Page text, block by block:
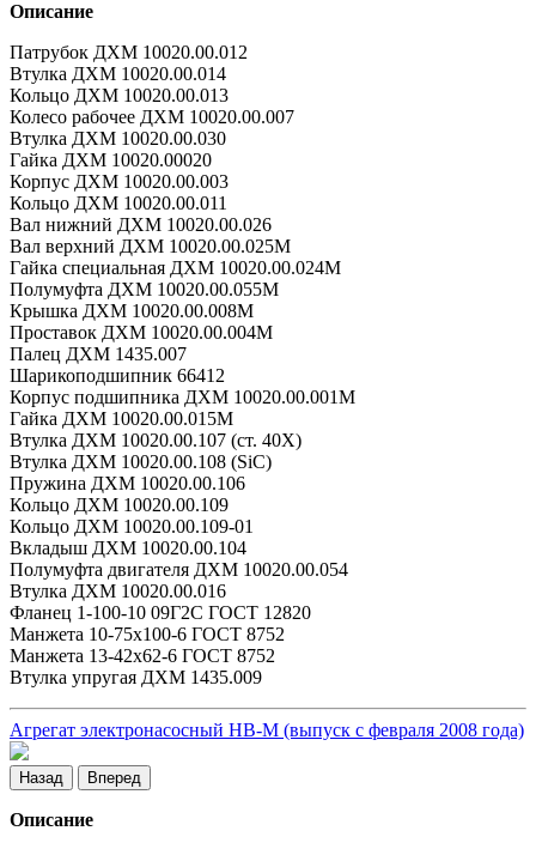
Описание
Патрубок ДХМ 10020.00.012
Втулка ДХМ 10020.00.014
Кольцо ДХМ 10020.00.013
Колесо рабочее ДХМ 10020.00.007
Втулка ДХМ 10020.00.030
Гайка ДХМ 10020.00020
Корпус ДХМ 10020.00.003
Кольцо ДХМ 10020.00.011
Вал нижний ДХМ 10020.00.026
Вал верхний ДХМ 10020.00.025М
Гайка специальная ДХМ 10020.00.024М
Полумуфта ДХМ 10020.00.055М
Крышка ДХМ 10020.00.008М
Проставок ДХМ 10020.00.004М
Палец ДХМ 1435.007
Шарикоподшипник 66412
Корпус подшипника ДХМ 10020.00.001М
Гайка ДХМ 10020.00.015М
Втулка ДХМ 10020.00.107 (ст. 40Х)
Втулка ДХМ 10020.00.108 (SiC)
Пружина ДХМ 10020.00.106
Кольцо ДХМ 10020.00.109
Кольцо ДХМ 10020.00.109-01
Вкладыш ДХМ 10020.00.104
Полумуфта двигателя ДХМ 10020.00.054
Втулка ДХМ 10020.00.016
Фланец 1-100-10 09Г2С ГОСТ 12820
Манжета 10-75х100-6 ГОСТ 8752
Манжета 13-42х62-6 ГОСТ 8752
Втулка упругая ДХМ 1435.009
Агрегат электронасосный НВ-М (выпуск с февраля 2008 года)
Назад Вперед
Описание